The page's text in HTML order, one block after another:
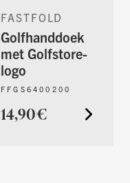
FASTFOLD
Golfhanddoek
met Golfstore-
logo
FFGS6400200
14,90€